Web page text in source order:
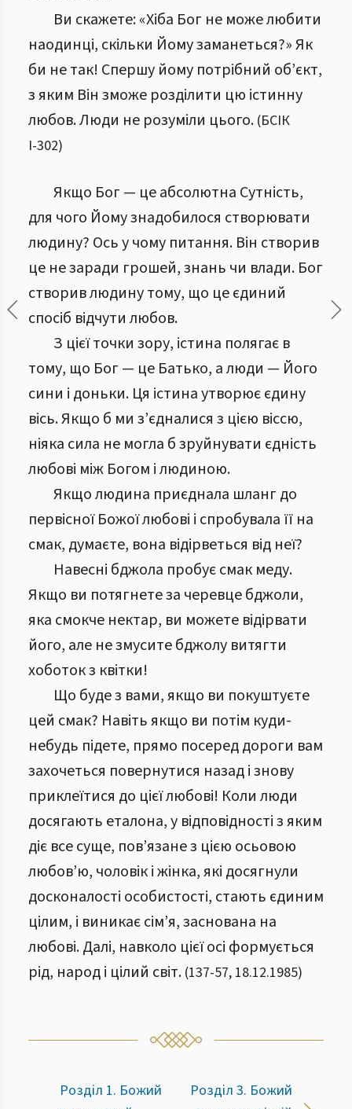
Ви скажете: «Хіба Бог не може любити
наодинці, скільки Йому заманеться?» Як
би не так! Спершу йому потрібний об’єкт,
з яким Він зможе розділити цю істинну
любов. Люди не розуміли цього. (БСІК
І-302)
Якщо Бог — це абсолютна Сутність,
для чого Йому знадобилося створювати
людину? Ось у чому питання. Він створив
це не заради грошей, знань чи влади. Бог
створив людину тому, що це єдиний
спосіб відчути любов.
З цієї точки зору, істина полягає в
тому, що Бог — це Батько, а люди — Його
сини і доньки. Ця істина утворює єдину
вісь. Якщо б ми з’єдналися з цією віссю,
ніяка сила не могла б зруйнувати єдність
любові між Богом і людиною.
Якщо людина приєднала шланг до
первісної Божої любові і спробувала її на
смак, думаєте, вона відірветься від неї?
Навесні бджола пробує смак меду.
Якщо ви потягнете за черевце бджоли,
яка смокче нектар, ви можете відірвати
його, але не змусите бджолу витягти
хоботок з квітки!
Що буде з вами, якщо ви покуштуєте
цей смак? Навіть якщо ви потім куди-
небудь підете, прямо посеред дороги вам
захочеться повернутися назад і знову
приклеїтися до цієї любові! Коли люди
досягають еталона, у відповідності з яким
діє все суще, пов’язане з цією осьовою
любов’ю, чоловік і жінка, які досягнули
досконалості особистості, стають єдиним
цілим, і виникає сім’я, заснована на
любові. Далі, навколо цієї осі формується
рід, народ і цілий світ. (137-57, 18.12.1985)
Розділ 1. Божий
Розділ 3. Божий